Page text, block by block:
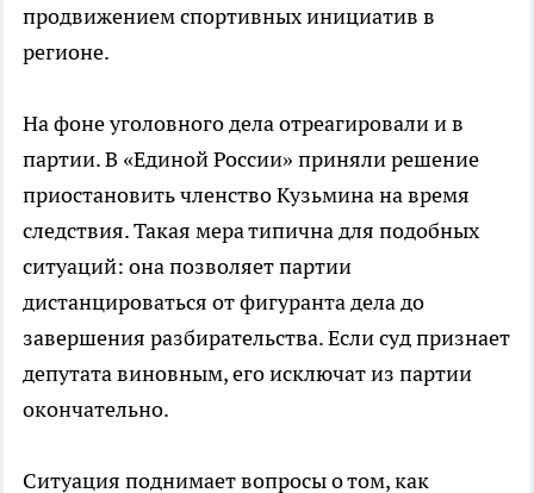
продвижением спортивных инициатив в
регионе.
На фоне уголовного дела отреагировали и в
партии. В «Единой России» приняли решение
приостановить членство Кузьмина на время
следствия. Такая мера типична для подобных
ситуаций: она позволяет партии
дистанцироваться от фигуранта дела до
завершения разбирательства. Если суд признает
депутата виновным, его исключат из партии
окончательно.
Ситуация поднимает вопросы о том, как